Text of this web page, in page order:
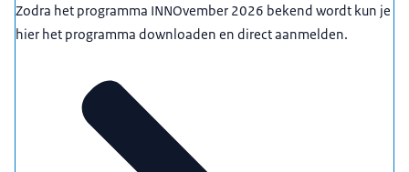
Zodra het programma INNOvember 2026 bekend wordt kun je
hier het programma downloaden en direct aanmelden.